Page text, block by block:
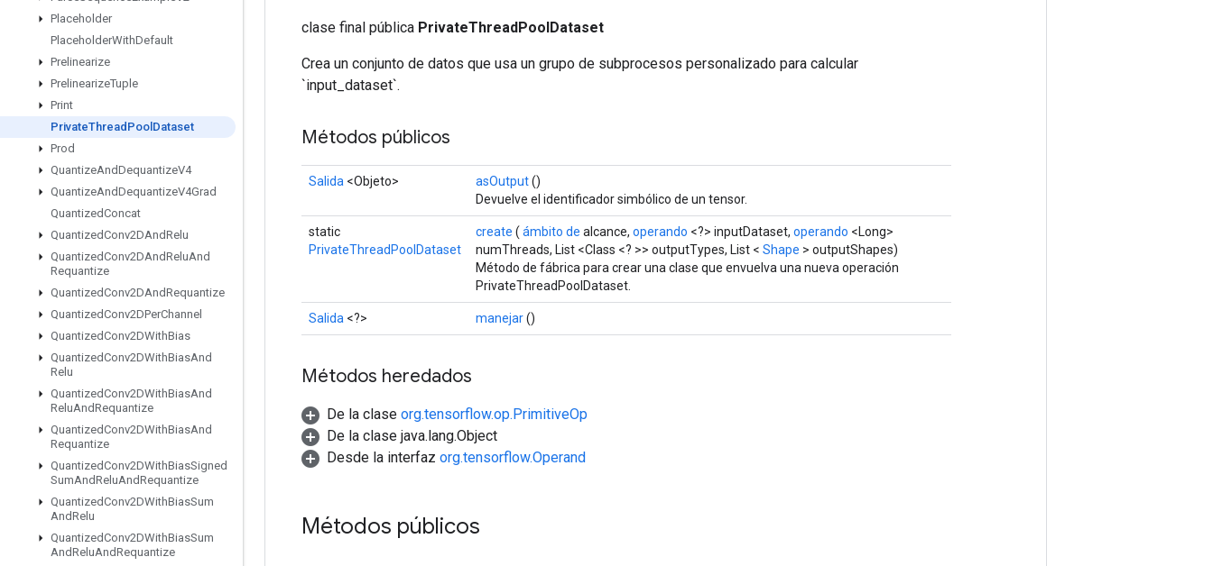
Placeholder
PlaceholderWithDefault
Prelinearize
PrelinearizeTuple
Print
PrivateThread Pool Dataset
Prod
QuantizeAndDequantizeV4
QuantizeAndDequantizeV4Grad
QuantizedConcat
QuantizedConv2DAndRelu
QuantizedConv2DAndReluAnd
Requantize
QuantizedConv2DAndRequantize
QuantizedConv2DPerChannel
QuantizedConv2DWithBias
QuantizedConv2DWithBiasAnd
Relu
QuantizedConv2DWithBiasAnd
ReluAndRequantize
QuantizedConv2DWithBiasAnd
Requantize
QuantizedConv2DWithBiasSigned
SumAndReluAndRequantize
QuantizedConv2DWithBiasSum
AndRelu
QuantizedConv2DWithBiasSum
AndReluAndRequantize
clase final pública PrivateThreadPoolDataset
Crea un conjunto de datos que usa un grupo de subprocesos personalizado para calcular
`input_dataset`.
Métodos públicos
Salida <Objeto> asOutput()
Devuelve el identificador simbólico de un tensor.
static
PrivateThreadPoolDataset
create ( ámbito de alcance, operando <?> inputDataset, operando <Long>
numThreads, List <Class <? >> outputTypes, List < Shape > outputShapes)
Método de fábrica para crear una clase que envuelva una nueva operación
PrivateThreadPoolDataset.
Salida <?> manejar()
Métodos heredados
De la clase org.tensorflow.op.PrimitiveOp
De la clase java.lang.Object
Desde la interfaz org.tensorflow.Operand
Métodos públicos